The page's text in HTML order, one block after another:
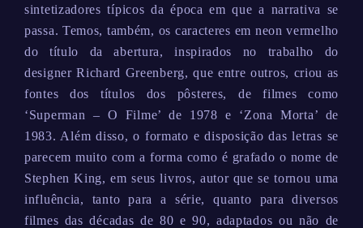
sintetizadores típicos da época em que a narrativa se
passa. Temos, também, os caracteres em neon vermelho
do título da abertura, inspirados no trabalho do
designer Richard Greenberg, que entre outros, criou as
fontes dos títulos dos pôsteres, de filmes como
‘Superman – O Filme’ de 1978 e ‘Zona Morta’ de
1983. Além disso, o formato e disposição das letras se
parecem muito com a forma como é grafado o nome de
Stephen King, em seus livros, autor que se tornou uma
influência, tanto para a série, quanto para diversos
filmes das décadas de 80 e 90, adaptados ou não de